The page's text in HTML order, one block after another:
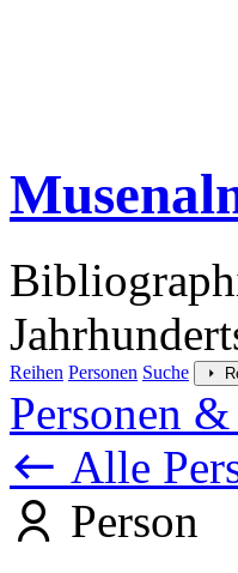
Reihen Personen Suche
Personen
Alle
Person